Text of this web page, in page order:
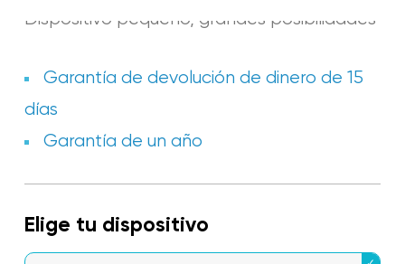
Dispositivo pequeño, grandes posibilidades
Garantía de devolución de dinero de 15
días
Garantía de un año
Elige tu dispositivo